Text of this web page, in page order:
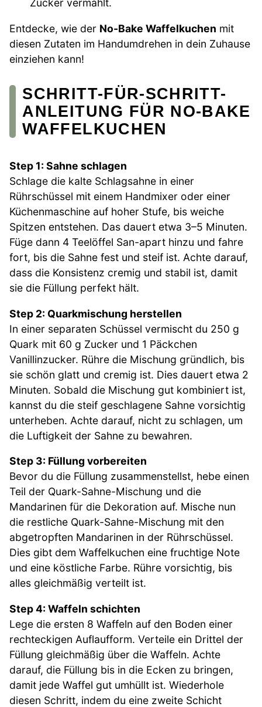
Zucker vermahlt.
Entdecke, wie der No-Bake Waffelkuchen mit
diesen Zutaten im Handumdrehen in dein Zuhause
einziehen kann!
SCHRITT-FÜR-SCHRITT-
ANLEITUNG FÜR NO-BAKE
WAFFELKUCHEN
Step 1: Sahne schlagen
Schlage die kalte Schlagsahne in einer
Rührschüssel mit einem Handmixer oder einer
Küchenmaschine auf hoher Stufe, bis weiche
Spitzen entstehen. Das dauert etwa 3–5 Minuten.
Füge dann 4 Teelöffel San-apart hinzu und fahre
fort, bis die Sahne fest und steif ist. Achte darauf,
dass die Konsistenz cremig und stabil ist, damit
sie die Füllung perfekt hält.
Step 2: Quarkmischung herstellen
In einer separaten Schüssel vermischt du 250 g
Quark mit 60 g Zucker und 1 Päckchen
Vanillinzucker. Rühre die Mischung gründlich, bis
sie schön glatt und cremig ist. Dies dauert etwa 2
Minuten. Sobald die Mischung gut kombiniert ist,
kannst du die steif geschlagene Sahne vorsichtig
unterheben. Achte darauf, nicht zu schlagen, um
die Luftigkeit der Sahne zu bewahren.
Step 3: Füllung vorbereiten
Bevor du die Füllung zusammenstellst, hebe einen
Teil der Quark-Sahne-Mischung und die
Mandarinen für die Dekoration auf. Mische nun
die restliche Quark-Sahne-Mischung mit den
abgetropften Mandarinen in der Rührschüssel.
Dies gibt dem Waffelkuchen eine fruchtige Note
und eine köstliche Farbe. Rühre vorsichtig, bis
alles gleichmäßig verteilt ist.
Step 4: Waffeln schichten
Lege die ersten 8 Waffeln auf den Boden einer
rechteckigen Auflaufform. Verteile ein Drittel der
Füllung gleichmäßig über die Waffeln. Achte
darauf, die Füllung bis in die Ecken zu bringen,
damit jede Waffel gut umhüllt ist. Wiederhole
diesen Schritt, indem du eine zweite Schicht